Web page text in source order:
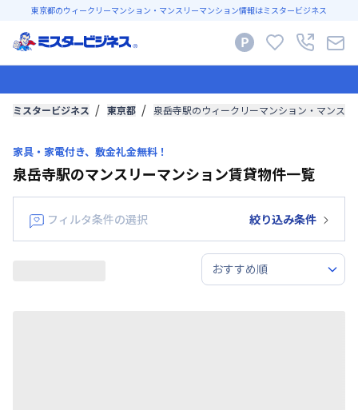
東京都のウィークリーマンション・マンスリーマンション情報はミスタービジネス
ミスタービジネス 東京都 泉岳寺駅のウィークリーマンション・マンス
家具・家電付き、敷金礼金無料！
泉岳寺駅のマンスリーマンション賃貸物件一覧
フィルタ条件の選択 絞り込み条件